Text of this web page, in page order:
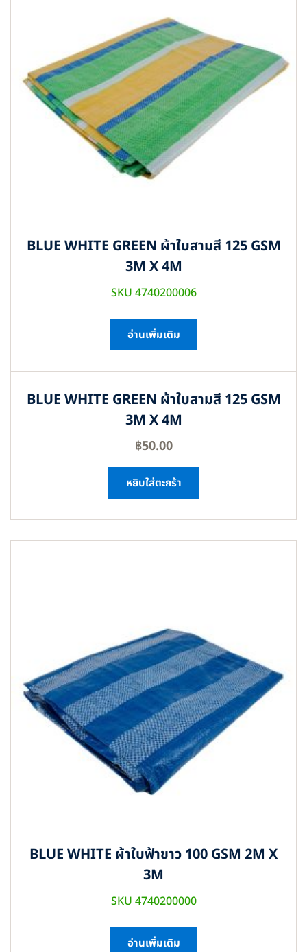
BLUE WHITE GREEN ผ้าใบสามสี 125 GSM
3M X 4M
SKU 4740200006
อ่านเพิ่มเติม
BLUE WHITE GREEN ผ้าใบสามสี 125 GSM
3M X 4M
฿50.00
หยิบใส่ตะกร้า
BLUE WHITE ผ้าใบฟ้าขาว 100 GSM 2M X
3M
SKU 4740200000
อ่านเพิ่มเติม